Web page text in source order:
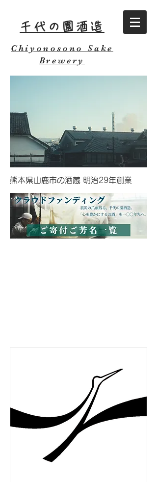
千代の園酒造
Chiyonosono Sake
Brewery
熊本県山鹿市の酒蔵 明治29年創業